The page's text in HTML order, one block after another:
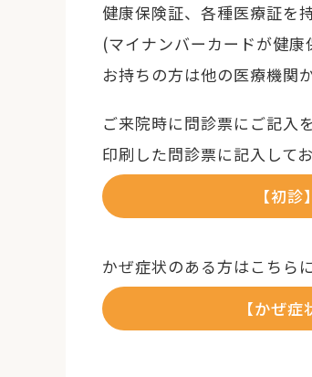
健康保険証、各種医療証を
(マイナンバーカードが健
お持ちの方は他の医療機関
ご来院時に問診票にご記入
印刷した問診票に記入して
【初
かぜ症状のある方はこちら
【かぜ